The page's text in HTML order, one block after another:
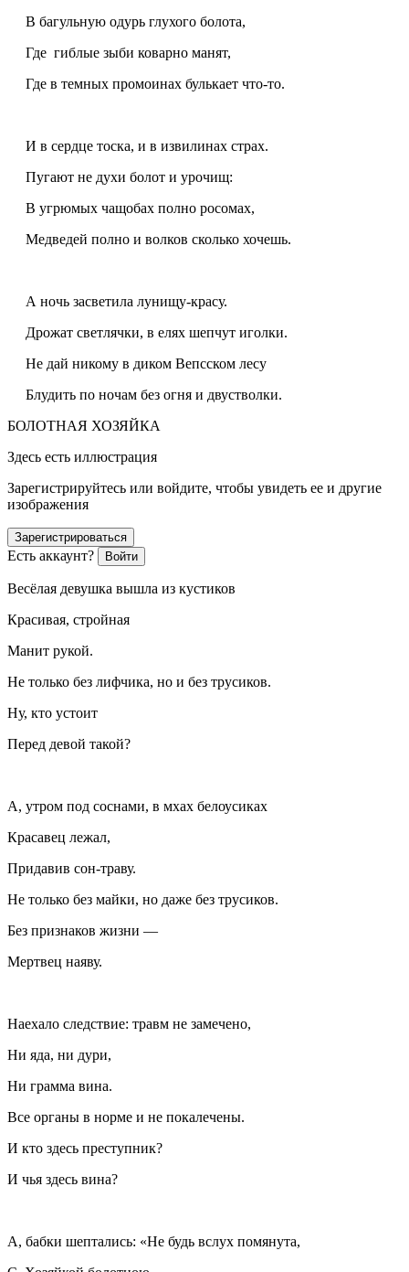
В багульную одурь глухого болота,
Где гиблые зыби коварно манят,
Где в темных промоинах булькает что-то.
И в сердце тоска, и в извилинах страх.
Пугают не духи болот и урочищ:
В угрюмых чащобах полно росомах,
Медведей полно и волков сколько хочешь.
А ночь засветила лунищу-красу.
Дрожат светлячки, в елях шепчут иголки.
Не дай никому в диком Вепсском лесу
Блудить по ночам без огня и двустволки.
БОЛОТНАЯ ХОЗЯЙКА
Здесь есть иллюстрация
Зарегистрируйтесь или войдите, чтобы увидеть ее и другие
изображения
Зарегистрироваться
Есть аккаунт? Войти
Весёлая девушка вышла из кустиков
Красивая, стройная
Манит рукой.
Не только без лифчика, но и без трусиков.
Ну, кто устоит
Перед девой такой?
А, утром под соснами, в мхах белоусиках
Красавец лежал,
Придавив сон-траву.
Не только без майки, но даже без трусиков.
Без признаков жизни —
Мертвец наяву.
Наехало следствие: травм не замечено,
Ни яда, ни дури,
Ни грамма вина.
Все органы в норме и не покалечены.
И кто здесь преступник?
И чья здесь вина?
А, бабки шептались: «Не будь вслух помянута,